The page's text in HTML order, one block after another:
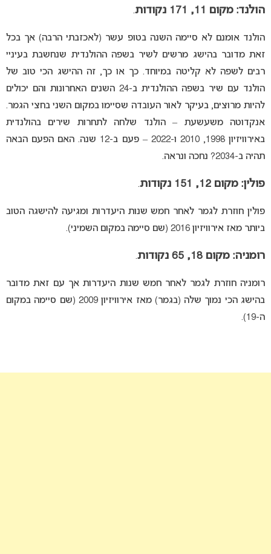
הולנד: מקום 11, 171 נקודות .
הולנד אומנם לא סיימה השנה בטופ עשר (לאכזבתי הרבה) אך בכל
זאת מדובר בהישג מרשים לשיר בשפה ההולנדית שנחשבת בעיניי
רבים לשפה לא קליטה במיוחד. כך או כך, זה ההישג הכי טוב של
הולנד עם שיר בשפה ההולנדית ב-24 השנים האחרונות והם יכולים
להיות מרוצים, בעיקר לאור העובדה שסיימו במקום השני בחצי הגמר.
אנקדוטה משעשעת – הולנד שלחה לתחרות שירים בהולנדית
באירוויזיון 1998, 2010 ו-2022 – פעם ב-12 שנה. האם הפעם הבאה
תהיה ב-2034? נחכה ונראה.
פולין: מקום 12, 151 נקודות .
פולין חוזרת לגמר לאחר חמש שנות היעדרות ומגיעה להישגה הטוב
ביותר מאז אירוויזיון 2016 (שם סיימה במקום השמיני).
רומניה: מקום 18, 65 נקודות .
רומניה חוזרת לגמר לאחר חמש שנות היעדרות אך עם זאת מדובר
בהישג הכי נמוך שלה (בגמר) מאז אירוויזיון 2009 (שם סיימה במקום
ה-19).